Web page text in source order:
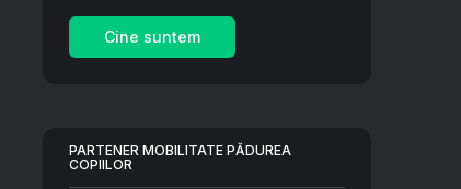
Cine suntem
PARTENER MOBILITATE PĂDUREA
COPIILOR